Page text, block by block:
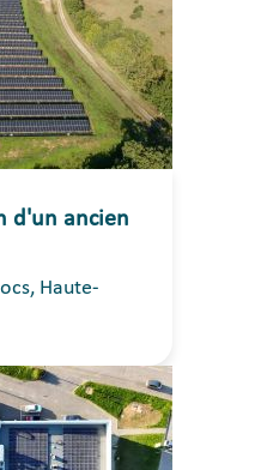
d'un ancien
Haute-